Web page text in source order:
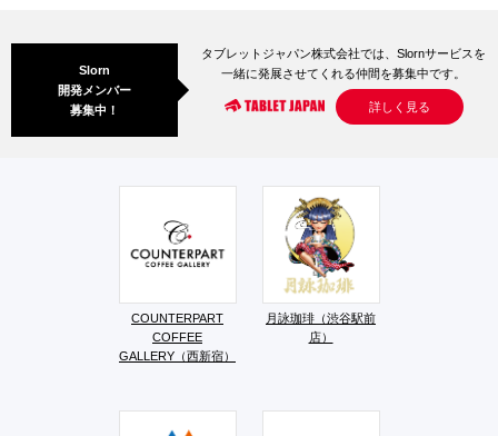
Slorn
開発メンバー
募集中！
タブレットジャパン株式会社では、Slornサービスを
一緒に発展させてくれる仲間を募集中です。
詳しく見る
COUNTERPART
COFFEE
GALLERY（西新宿）
月詠珈琲（渋谷駅前
店）